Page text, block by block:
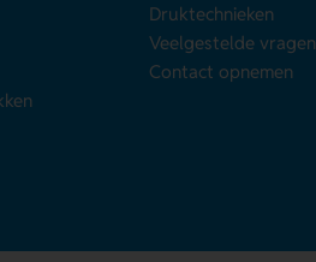
Druktechnieken
Veelgestelde vragen
Contact opnemen